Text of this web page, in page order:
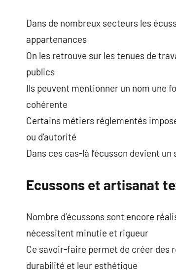
Dans de nombreux secteurs les
appartenances
On les retrouve sur les tenues de
publics
Ils peuvent mentionner un nom une
cohérente
Certains métiers réglementés
ou d’autorité
Dans ces cas-là l’écusson devient
Ecussons et artisanat
Nombre d’écussons sont encore
nécessitent minutie et rigueur
Ce savoir-faire permet de créer des
durabilité et leur esthétique